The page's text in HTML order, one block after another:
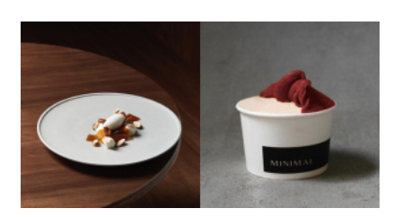
《瑪莉官：時尚革命者》北美館化身搖曳
年代服飾店！120 件服飾、雜誌與配件訴
說「迷你裙之母」瑪莉官的傳奇故事
體驗不一樣的文化生活！台北城南區公園
上演《微酵野餐市集》，6/19深入探索客